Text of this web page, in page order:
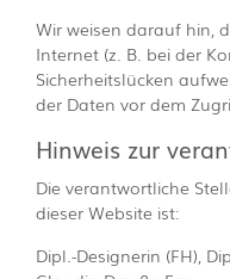
Wir weisen darauf hin,
Internet (z. B. bei der
Sicherheitslücken
der Daten vor dem
Hinweis zur
Die verantwortliche
dieser Website ist:
Dipl.-Designerin (FH),